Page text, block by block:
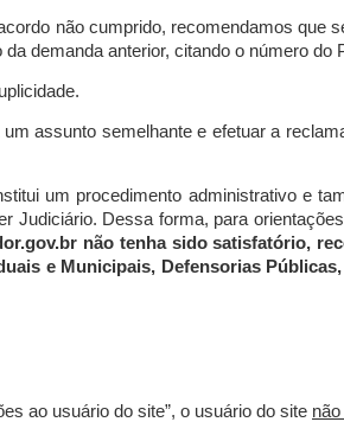
não cumprido, recomendamos que
demanda anterior, citando o número do
assunto semelhante e efetuar a
um procedimento administrativo e
Judiciário. Dessa forma, para
não tenha sido satisfatório,
e Municipais, Defensorias
ao usuário do site”, o usuário do site